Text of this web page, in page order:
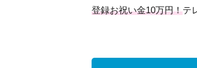
つ
登録お祝い金10万円！テ